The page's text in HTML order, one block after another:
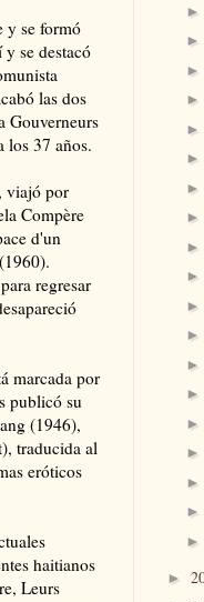
y se formó
se destacó
las dos
Gouverneurs
los 37 años.
viajó por
Compère
d'un
regresar
marcada por
publicó su
(1946),
traducida al
eróticos
haitianos
Leurs
►
►
►
►
►
►
►
►
►
►
►
►
►
►
►
►
►
►
►
►